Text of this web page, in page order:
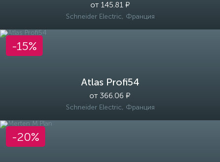
от 145.81 ₽
Schneider Electric, Франция
Atlas Profi54
от 366.06 ₽
Schneider Electric, Франция
-15%
-20%